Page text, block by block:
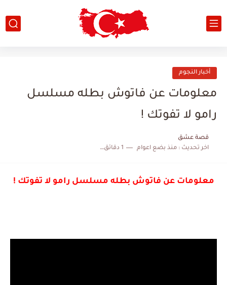
أخبار النجوم
معلومات عن فاتوش بطله مسلسل
رامو لا تفوتك !
قصة عشق
اخر تحديث :منذ بضع اعوام 1 دقائق للقراءة
معلومات عن فاتوش بطله مسلسل رامو لا تفوتك !